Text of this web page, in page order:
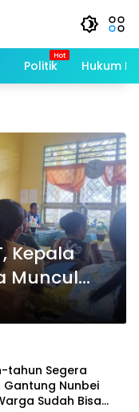
Politik Hukum
Kepala
Muncul
Guru
yang
tahun Segera
Nunbei
Sudah Bisa